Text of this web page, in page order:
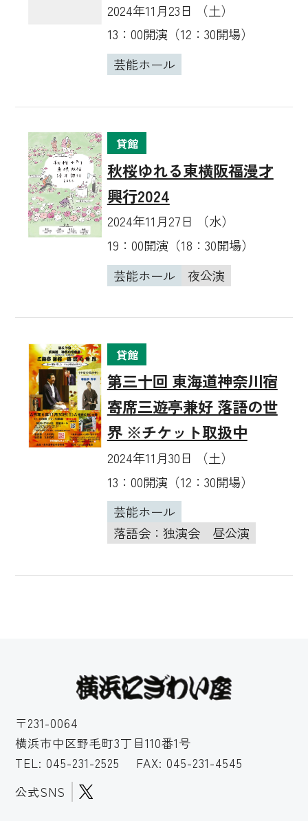
2024年11月23日 （土）
13：00開演（12：30開場）
芸能ホール
貸館
秋桜ゆれる東横阪福漫才
興行2024
2024年11月27日 （水）
19：00開演（18：30開場）
芸能ホール
夜公演
貸館
第三十回 東海道神奈川宿
寄席三遊亭兼好 落語の世
界 ※チケット取扱中
2024年11月30日 （土）
13：00開演（12：30開場）
芸能ホール
落語会：独演会
昼公演
〒231-0064
横浜市中区野毛町3丁目110番1号
TEL: 045-231-2525
FAX: 045-231-4545
公式SNS